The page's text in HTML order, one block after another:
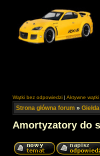
Wątki bez odpowiedzi | Aktywne wątki
Strona główna forum » Giełda
Amortyzatory do